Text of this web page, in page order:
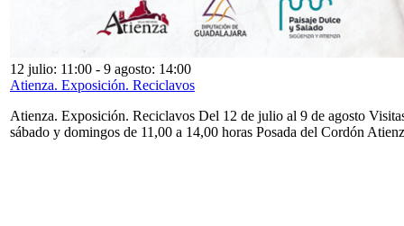
12 julio: 11:00 - 9 agosto: 14:00
Atienza. Exposición. Reciclavos
Atienza. Exposición. Reciclavos Del 12 de julio al 9 de agosto
sábado y domingos de 11,00 a 14,00 horas Posada del Cordón